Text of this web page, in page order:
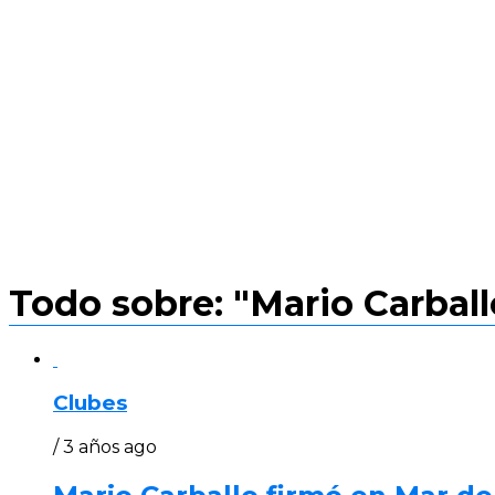
Todo sobre: "Mario
Clubes
/ 3 años ago